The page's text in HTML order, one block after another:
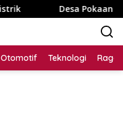
Desa Pokaan
Otomotif Teknologi